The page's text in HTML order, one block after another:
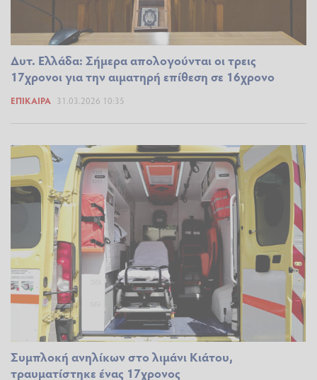
Δυτ. Ελλάδα: Σήμερα απολογούνται οι τρεις
17χρονοι για την αιματηρή επίθεση σε 16χρονο
ΕΠΊΚΑΙΡΑ 31.03.2026 10:35
Συμπλοκή ανηλίκων στο λιμάνι Κιάτου,
τραυματίστηκε ένας 17χρονος